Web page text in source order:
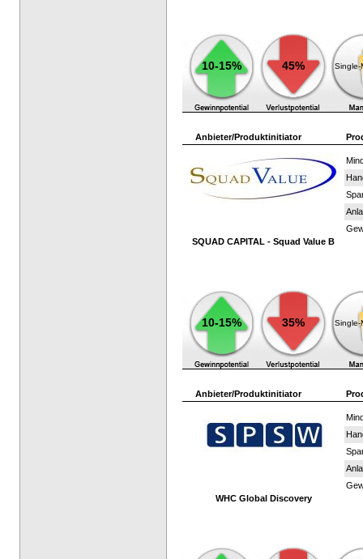
10-15% 45% Single-
Anbieter/Produktinitiator
SQUAD CAPITAL - Squad Value B
10-15% 35% Single-
Anbieter/Produktinitiator
WHC Global Discovery